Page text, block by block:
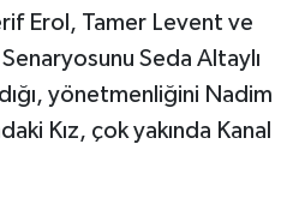
Erol, Tamer Levent ve
Seda Altaylı
yönetmenliğini Nadim
Kız, çok yakında Kanal